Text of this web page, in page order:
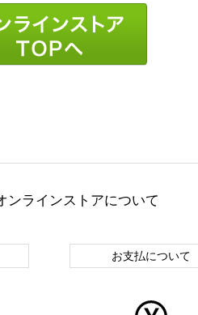
ンラインストアについて
お支払について